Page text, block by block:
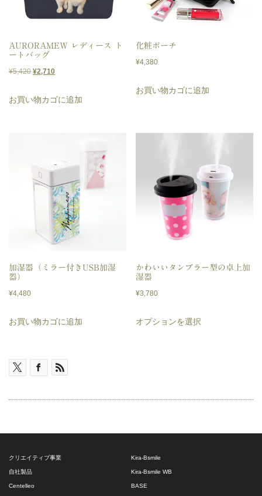
AURORAMEW レディース ト
ートバッグ
¥5,420 元
価
し
た。
¥2,710現
の
す。
お買い物カゴに追加
化粧ポーチ
¥4,380
お買い物カゴに追加
加湿器（ミラー付きUSB加湿
器）
¥4,480
お買い物カゴに追加
かわいいタンブラー型の卓上加
湿器
¥3,780
オプションを選択
は
数
クリエイティブ事業
自社製品
Centelleo
Kira-Bsmile
Kira-Bsmile WB
BASE